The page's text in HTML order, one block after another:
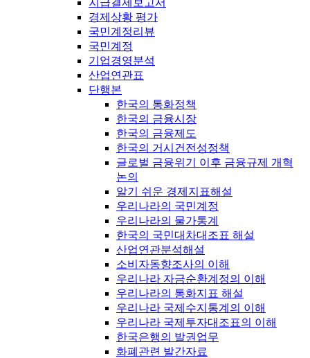
지급결제보고서
경제상황 평가
국민계정리뷰
국민계정
기업경영분석
산업연관표
단행본
한국의 통화정책
한국의 금융시장
한국의 금융제도
한국의 거시건전성정책
글로벌 금융위기 이후 금융규제 개혁
논의
알기 쉬운 경제지표해설
우리나라의 국민계정
우리나라의 물가통계
한국의 국민대차대조표 해설
산업연관분석해설
소비자동향조사의 이해
우리나라 자금순환계정의 이해
우리나라의 통화지표 해설
우리나라 국제수지통계의 이해
우리나라 국제투자대조표의 이해
한국은행의 발권업무
화폐관련 발간자료